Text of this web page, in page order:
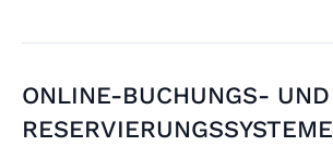
ONLINE-BUCHUNGS- UND
RESERVIERUNGSSYSTEME